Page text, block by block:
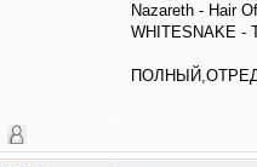
Nazareth - Hair
WHITESNAKE -